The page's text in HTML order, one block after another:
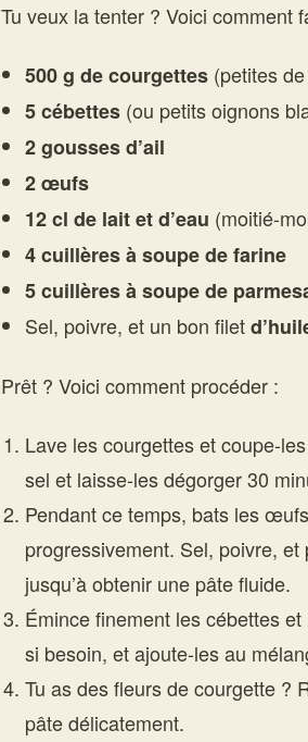
Tu veux la tenter ? Voici comment
500 g de courgettes(petites de
5 cébettes(ou petits oignons
2 gousses d’ail
2 œufs
12 cl de lait et d’eau (moitié-
4 cuillères à soupe de farine
5 cuillères à soupe de
Sel, poivre, et un bon filet
Prêt ? Voici comment procéder :
Lave les courgettes et coupe-
sel et laisse-les dégorger 30
Pendant ce temps, bats les
progressivement. Sel, poivre,
jusqu’à obtenir une pâte fluide.
Émince finement les cébettes
si besoin, et ajoute-les au
Tu as des fleurs de courgette ?
pâte délicatement.